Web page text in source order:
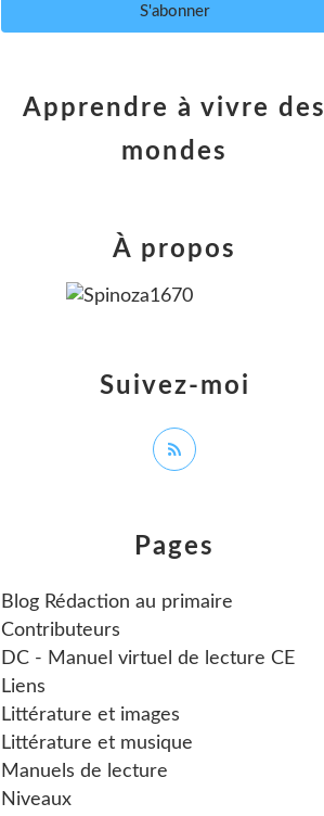
Pages
Blog Rédaction au primaire
Contributeurs
DC - Manuel virtuel de lecture CE
Liens
Littérature et images
Littérature et musique
Manuels de lecture
Niveaux
Apprendre à vivre des
mondes
Suivez-moi
À propos